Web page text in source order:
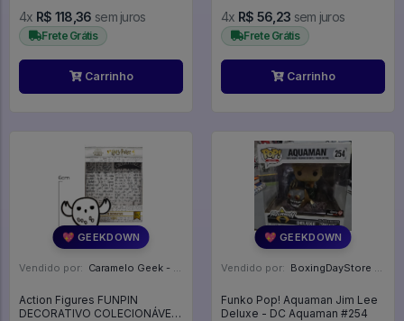
4x R$ 118,36 sem juros
Frete Grátis
Carrinho
4x R$ 56,23 sem juros
Frete Grátis
Carrinho
💖 GEEKDOWN
Vendido por: Caramelo Geek - DF
Action Figures FUNPIN
DECORATIVO COLECIONÁVEL
💖 GEEKDOWN
Vendido por: BoxingDayStore - GO
Funko Pop! Aquaman Jim Lee
Deluxe - DC Aquaman #254